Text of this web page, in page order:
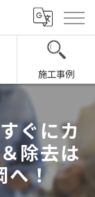
施工事例
ぐにカ
除去は
へ！